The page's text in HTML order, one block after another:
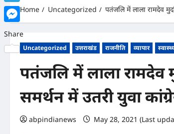
Home Uncategorized पतंजलि में लाला रामदेव
Uncategorized उत्तराखंड राजनीति व्यापार
पतंजलि में लाला रामदेव
समर्थन में उतरी युवा
abpindianews May 28, 2021 (Last
Telegram
Messenger
Share